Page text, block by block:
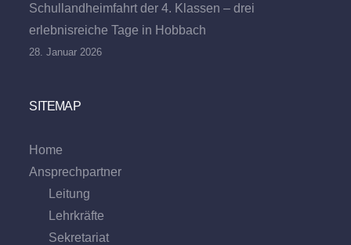
Schullandheimfahrt der 4. Klassen – drei
erlebnisreiche Tage in Hobbach
28. Januar 2026
SITEMAP
Home
Ansprechpartner
Leitung
Lehrkräfte
Sekretariat